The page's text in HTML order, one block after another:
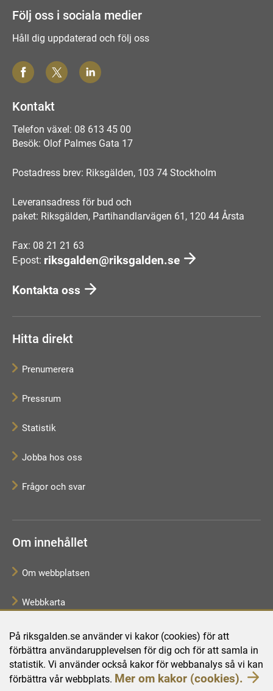
På riksgalden.se använder vi kakor (cookies) för att
förbättra användarupplevelsen för dig och för att samla in
statistik. Vi använder också kakor för webbanalys så vi kan
förbättra vår webbplats. Mer om kakor (cookies).
Följ oss i sociala medier
Håll dig uppdaterad och följ oss
Kontakt
Telefon växel: 08 613 45 00
Besök: Olof Palmes Gata 17
Postadress brev: Riksgälden, 103 74 Stockholm
Leveransadress för bud och
paket: Riksgälden, Partihandlarvägen 61, 120 44 Årsta
Fax: 08 21 21 63
E-post: riksgalden@riksgalden.se
Kontakta oss
Hitta direkt
Prenumerera
Pressrum
Statistik
Jobba hos oss
Frågor och svar
Om innehållet
Om webbplatsen
Webbkarta
Tillgänglighetsredogörelse
Behandling av personuppgifter